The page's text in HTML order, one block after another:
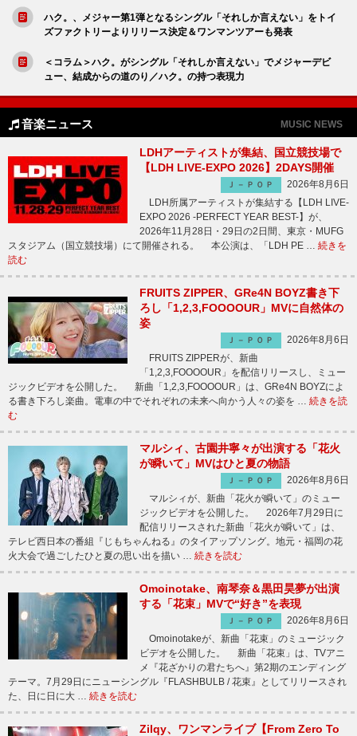
ハク。、メジャー第1弾となるシングル「それしか言えない」をトイ
ズファクトリーよりリリース決定＆ワンマンツアーも発表
＜コラム＞ハク。がシングル「それしか言えない」でメジャーデビ
ュー、結成からの道のり／ハク。の持つ表現力
音楽ニュース MUSIC NEWS
LDHアーティストが集結、国立競技場で
【LDH LIVE-EXPO 2026】2DAYS開催
Ｊ－ＰＯＰ
2026年8月6日
LDH所属アーティストが集結する【LDH LIVE-
EXPO 2026 -PERFECT YEAR BEST-】が、
2026年11月28日・29日の2日間、東京・MUFG
スタジアム（国立競技場）にて開催される。 本公演は、「LDH PE … 続きを
読む
FRUITS ZIPPER、GRe4N BOYZ書き下
ろし「1,2,3,FOOOOUR」MVに自然体の
姿
Ｊ－ＰＯＰ
2026年8月6日
FRUITS ZIPPERが、新曲
「1,2,3,FOOOOUR」を配信リリースし、ミュー
ジックビデオを公開した。 新曲「1,2,3,FOOOOUR」は、GRe4N BOYZによ
る書き下ろし楽曲。電車の中でそれぞれの未来へ向かう人々の姿を … 続きを読
む
マルシィ、古園井寧々が出演する「花火
が瞬いて」MVはひと夏の物語
Ｊ－ＰＯＰ
2026年8月6日
マルシィが、新曲「花火が瞬いて」のミュー
ジックビデオを公開した。 2026年7月29日に
配信リリースされた新曲「花火が瞬いて」は、
テレビ西日本の番組『じもちゃんねる』のタイアップソング。地元・福岡の花
火大会で過ごしたひと夏の思い出を描い … 続きを読む
Omoinotake、南琴奈＆黒田昊夢が出演
する「花束」MVで“好き”を表現
Ｊ－ＰＯＰ
2026年8月6日
Omoinotakeが、新曲「花束」のミュージック
ビデオを公開した。 新曲「花束」は、TVアニ
メ『花ざかりの君たちへ』第2期のエンディング
テーマ。7月29日にニューシングル『FLASHBULB / 花束』としてリリースされ
た、日に日に大 … 続きを読む
Zilqy、ワンマンライブ【From Zero To